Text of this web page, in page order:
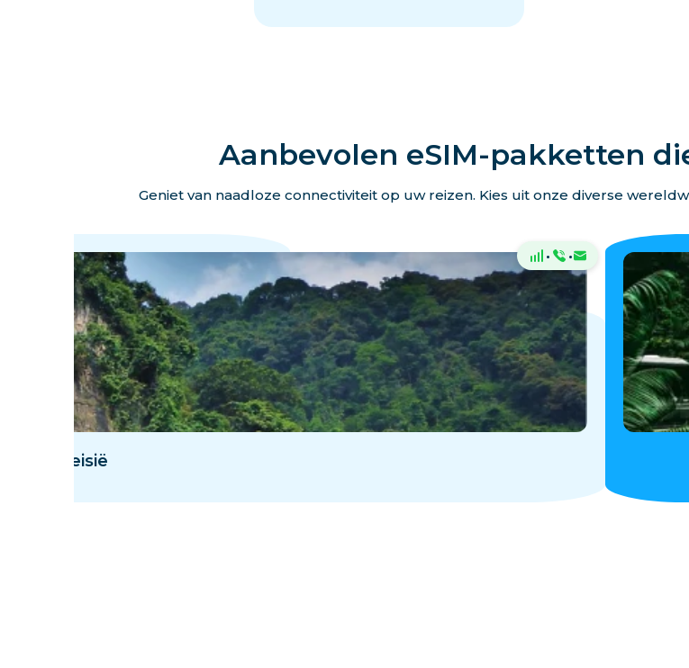
Aanbevolen eSIM-pakketten
Geniet van naadloze connectiviteit op uw reizen. Kies uit onze diverse
· ·
Maleisië